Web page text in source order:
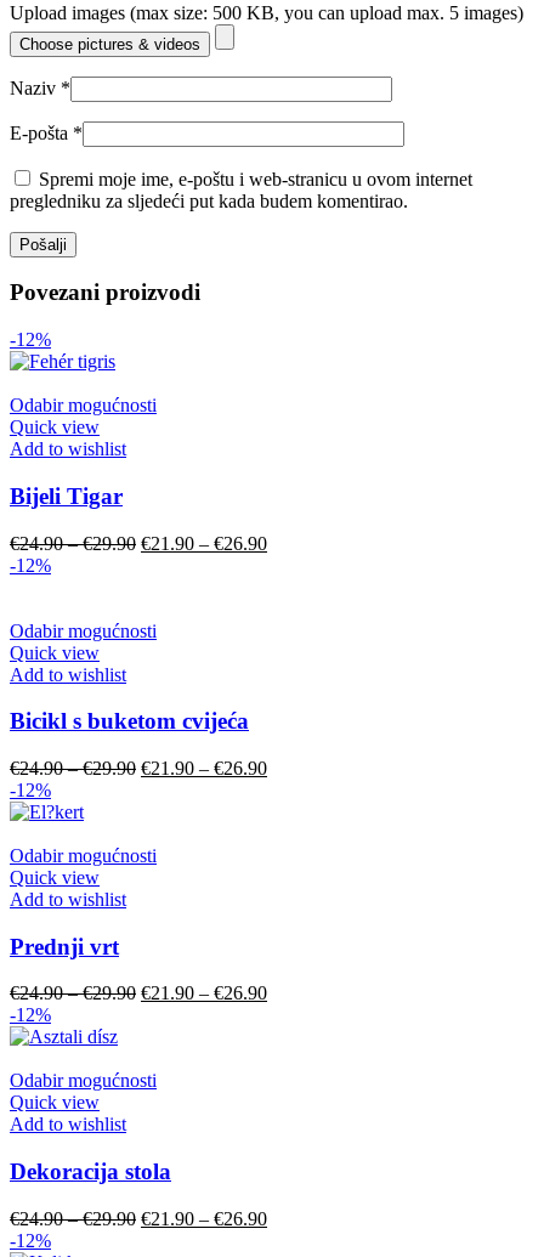
Upload images (max size: 500 KB, you can upload max. 5 images)
Choose pictures & videos
Naziv *
E-pošta *
Spremi moje ime, e-poštu i web-stranicu u ovom internet
pregledniku za sljedeći put kada budem komentirao.
Povezani proizvodi
-12%
Odabir mogućnosti
Quick view
Add to wishlist
Bijeli Tigar
€24.90–€29.90 €21.90 – €26.90
-12%
Odabir mogućnosti
Quick view
Add to wishlist
Bicikl s buketom cvijeća
€24.90–€29.90 €21.90 – €26.90
-12%
Odabir mogućnosti
Quick view
Add to wishlist
Prednji vrt
€24.90–€29.90 €21.90 – €26.90
-12%
Odabir mogućnosti
Quick view
Add to wishlist
Dekoracija stola
€24.90–€29.90 €21.90 – €26.90
-12%